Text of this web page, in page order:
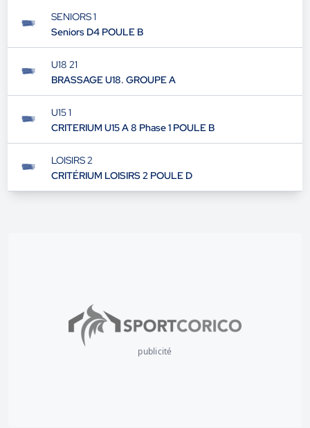
SENIORS 1
Seniors D4 POULE B
U18 21
BRASSAGE U18. GROUPE A
U15 1
CRITERIUM U15 A 8 Phase 1 POULE B
LOISIRS 2
CRITÉRIUM LOISIRS 2 POULE D
publicité